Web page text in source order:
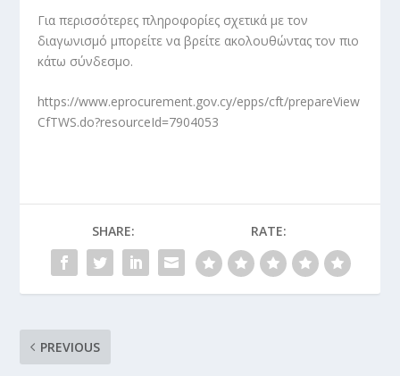
Για περισσότερες πληροφορίες σχετικά με τον
διαγωνισμό μπορείτε να βρείτε ακολουθώντας τον πιο
κάτω σύνδεσμο.
https://www.eprocurement.gov.cy/epps/cft/prepareView
CfTWS.do?resourceId=7904053
SHARE: RATE:
PREVIOUS